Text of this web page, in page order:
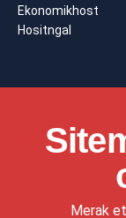
Ekonomikhost
Hositngal
Merak